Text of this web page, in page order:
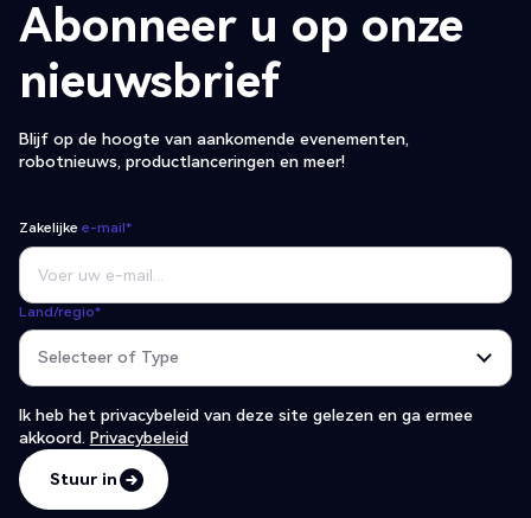
Abonneer u op onze
nieuwsbrief
Blijf op de hoogte van aankomende evenementen,
robotnieuws, productlanceringen en meer!
Zakelijke e-mail*
Land/regio*
Ik heb het privacybeleid van deze site gelezen en ga ermee
akkoord. Privacybeleid
Stuur in
Stuur in